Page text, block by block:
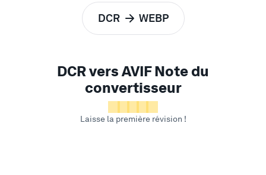
DCR pour
WEBP
DCR vers AVIF Note du
convertisseur
Laisse la première révision !